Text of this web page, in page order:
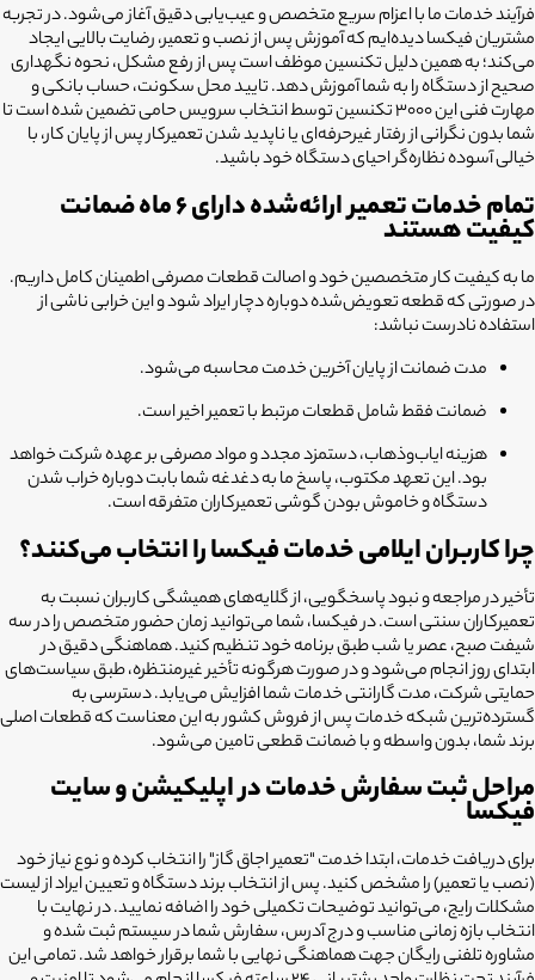
فرآیند خدمات ما با اعزام سریع متخصص و عیب‌یابی دقیق آغاز می‌شود. در تجربه
مشتریان فیکسا دیده‌ایم که آموزش پس از نصب و تعمیر، رضایت بالایی ایجاد
می‌کند؛ به همین دلیل تکنسین موظف است پس از رفع مشکل، نحوه نگهداری
صحیح از دستگاه را به شما آموزش دهد. تایید محل سکونت، حساب بانکی و
مهارت فنی این ۳۰۰۰ تکنسین توسط انتخاب سرویس حامی تضمین شده است تا
شما بدون نگرانی از رفتار غیرحرفه‌ای یا ناپدید شدن تعمیرکار پس از پایان کار، با
خیالی آسوده نظاره‌گر احیای دستگاه خود باشید.
تمام خدمات تعمیر ارائه‌شده دارای ۶ ماه ضمانت
کیفیت هستند
ما به کیفیت کار متخصصین خود و اصالت قطعات مصرفی اطمینان کامل داریم.
در صورتی که قطعه تعویض‌شده دوباره دچار ایراد شود و این خرابی ناشی از
استفاده نادرست نباشد:
مدت ضمانت از پایان آخرین خدمت محاسبه می‌شود.
ضمانت فقط شامل قطعات مرتبط با تعمیر اخیر است.
هزینه ایاب‌وذهاب، دستمزد مجدد و مواد مصرفی بر عهده شرکت خواهد
بود. این تعهد مکتوب، پاسخ ما به دغدغه شما بابت دوباره خراب شدن
دستگاه و خاموش بودن گوشی تعمیرکاران متفرقه است.
چرا کاربران ایلامی خدمات فیکسا را انتخاب می‌کنند؟
تأخیر در مراجعه و نبود پاسخگویی، از گلایه‌های همیشگی کاربران نسبت به
تعمیرکاران سنتی است. در فیکسا، شما می‌توانید زمان حضور متخصص را در سه
شیفت صبح، عصر یا شب طبق برنامه خود تنظیم کنید. هماهنگی دقیق در
ابتدای روز انجام می‌شود و در صورت هرگونه تأخیر غیرمنتظره، طبق سیاست‌های
حمایتی شرکت، مدت گارانتی خدمات شما افزایش می‌یابد. دسترسی به
گسترده‌ترین شبکه خدمات پس از فروش کشور به این معناست که قطعات اصلی
برند شما، بدون واسطه و با ضمانت قطعی تامین می‌شود.
مراحل ثبت سفارش خدمات در اپلیکیشن و سایت
فیکسا
برای دریافت خدمات، ابتدا خدمت "تعمیر اجاق گاز" را انتخاب کرده و نوع نیاز خود
(نصب یا تعمیر) را مشخص کنید. پس از انتخاب برند دستگاه و تعیین ایراد از لیست
مشکلات رایج، می‌توانید توضیحات تکمیلی خود را اضافه نمایید. در نهایت با
انتخاب بازه زمانی مناسب و درج آدرس، سفارش شما در سیستم ثبت شده و
مشاوره تلفنی رایگان جهت هماهنگی نهایی با شما برقرار خواهد شد. تمامی این